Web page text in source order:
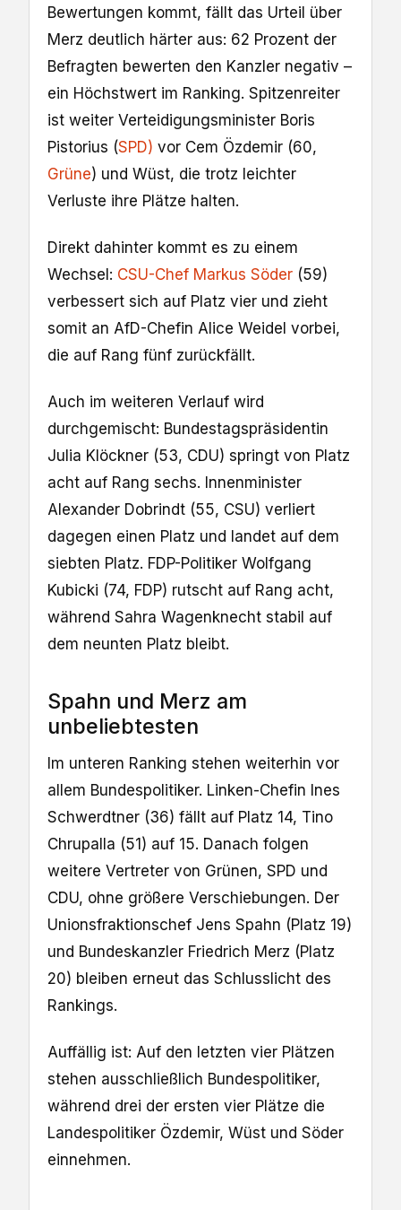
Bewertungen kommt, fällt das Urteil über
Merz deutlich härter aus: 62 Prozent der
Befragten bewerten den Kanzler negativ –
ein Höchstwert im Ranking. Spitzenreiter
ist weiter Verteidigungsminister Boris
Pistorius (SPD) vor Cem Özdemir (60,
Grüne) und Wüst, die trotz leichter
Verluste ihre Plätze halten.
Direkt dahinter kommt es zu einem
Wechsel: CSU-Chef Markus Söder (59)
verbessert sich auf Platz vier und zieht
somit an AfD-Chefin Alice Weidel vorbei,
die auf Rang fünf zurückfällt.
Auch im weiteren Verlauf wird
durchgemischt: Bundestagspräsidentin
Julia Klöckner (53, CDU) springt von Platz
acht auf Rang sechs. Innenminister
Alexander Dobrindt (55, CSU) verliert
dagegen einen Platz und landet auf dem
siebten Platz. FDP-Politiker Wolfgang
Kubicki (74, FDP) rutscht auf Rang acht,
während Sahra Wagenknecht stabil auf
dem neunten Platz bleibt.
Spahn und Merz am
unbeliebtesten
Im unteren Ranking stehen weiterhin vor
allem Bundespolitiker. Linken-Chefin Ines
Schwerdtner (36) fällt auf Platz 14, Tino
Chrupalla (51) auf 15. Danach folgen
weitere Vertreter von Grünen, SPD und
CDU, ohne größere Verschiebungen. Der
Unionsfraktionschef Jens Spahn (Platz 19)
und Bundeskanzler Friedrich Merz (Platz
20) bleiben erneut das Schlusslicht des
Rankings.
Auffällig ist: Auf den letzten vier Plätzen
stehen ausschließlich Bundespolitiker,
während drei der ersten vier Plätze die
Landespolitiker Özdemir, Wüst und Söder
einnehmen.